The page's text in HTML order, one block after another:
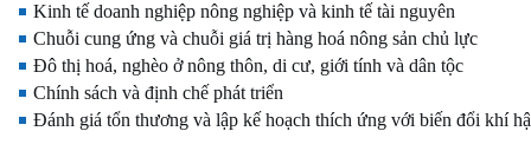
Kinh tế doanh nghiệp nông nghiệp và kinh tế tài nguyên
Chuỗi cung ứng và chuỗi giá trị hàng hoá nông sản chủ lực
Đô thị hoá, nghèo ở nông thôn, di cư, giới tính và dân tộc
Chính sách và định chế phát triển
Đánh giá tổn thương và lập kế hoạch thích ứng với biến đổi khí